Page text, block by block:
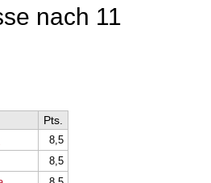
nach 11
Pts.
8,5
8,5